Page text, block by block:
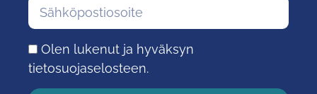
Olen lukenut ja hyväksyn
tietosuojaselosteen.